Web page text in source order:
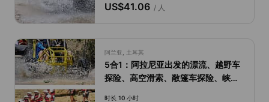
US$41.06/ 人
阿兰亚, 土耳其
5合1：阿拉尼亚出发的漂流、越野车
探险、高空滑索、敞篷车探险、峡谷
时长 10 小时